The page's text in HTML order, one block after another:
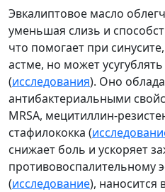
Эвкалиптовое масло
уменьшая слизь и
что помогает при
астме, но может
(исследования). Оно
антибактериальными
MRSA, мецитиллин-
стафилококка (
снижает боль и ускоряет
противовоспалительному
(исследование), наносится